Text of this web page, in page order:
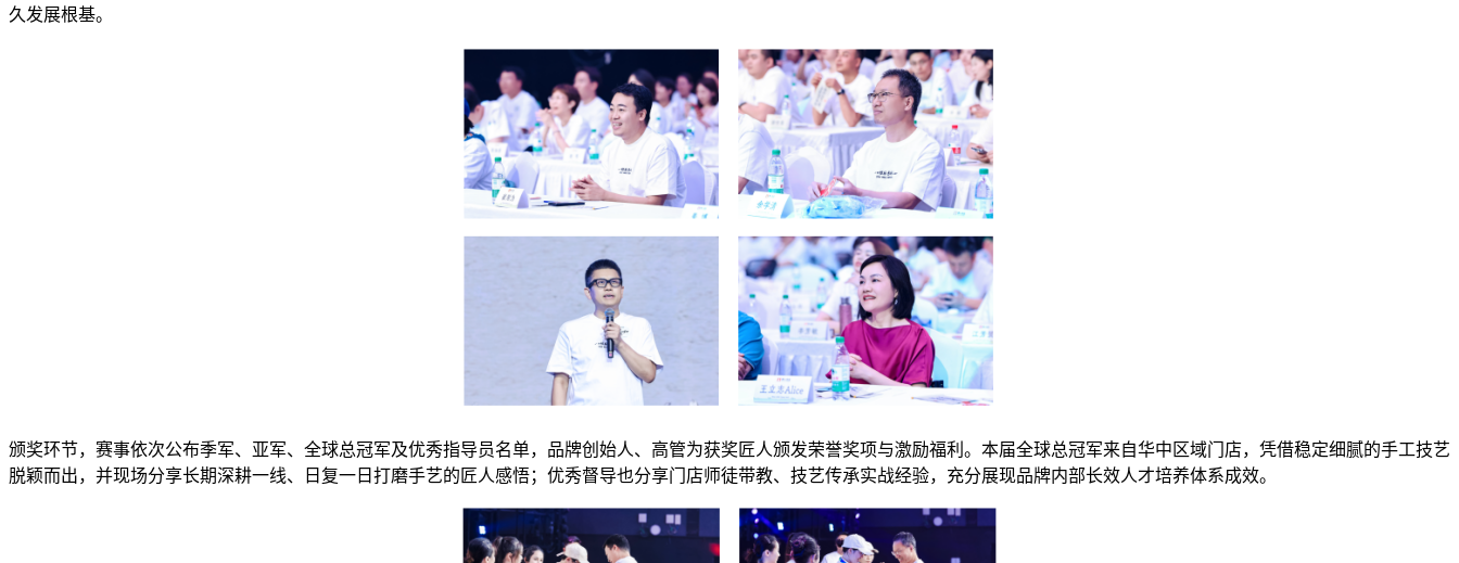
久发展根基。
颁奖环节，赛事依次公布季军、亚军、全球总冠军及优秀指导员名单，品牌创始人、高管为获奖匠人颁发荣誉奖项与激励福利。本届全球总冠军来自华中区域门店，凭借稳定细腻的手工技艺
脱颖而出，并现场分享长期深耕一线、日复一日打磨手艺的匠人感悟；优秀督导也分享门店师徒带教、技艺传承实战经验，充分展现品牌内部长效人才培养体系成效。